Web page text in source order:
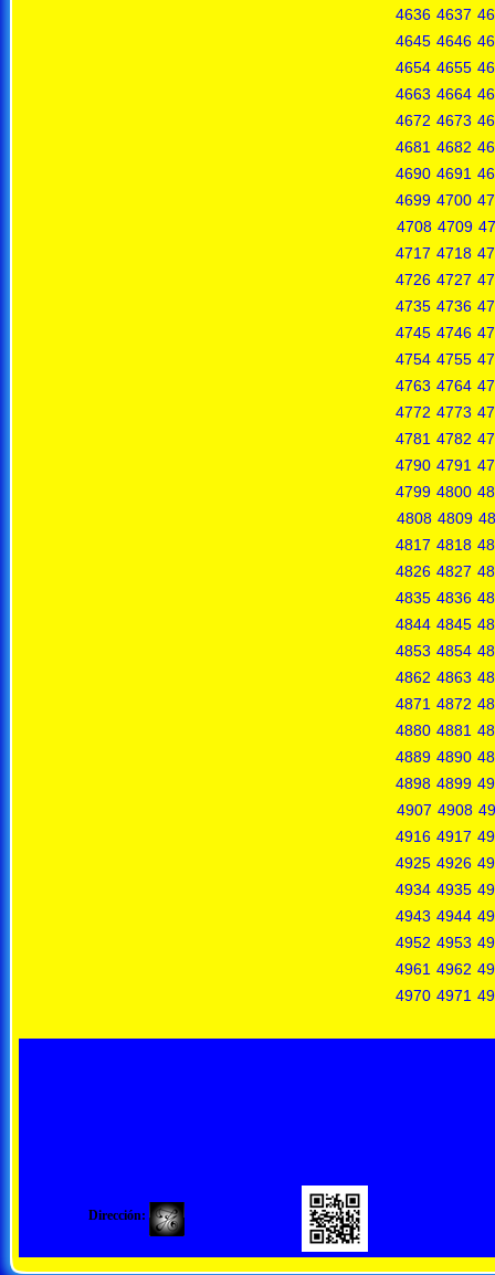
4636 4637
4645 4646
4654 4655
4663 4664
4672 4673
4681 4682
4690 4691
4699 4700
4708 4709
4717 4718
4726 4727
4735 4736
4745 4746
4754 4755
4763 4764
4772 4773
4781 4782
4790 4791
4799 4800
4808 4809
4817 4818
4826 4827
4835 4836
4844 4845
4853 4854
4862 4863
4871 4872
4880 4881
4889 4890
4898 4899
4907 4908
4916 4917
4925 4926
4934 4935
4943 4944
4952 4953
4961 4962
4970 4971
Dirección: